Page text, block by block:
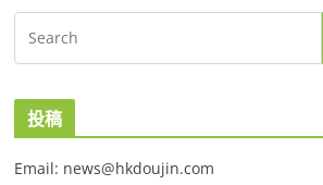
投稿
Email: news@hkdoujin.com